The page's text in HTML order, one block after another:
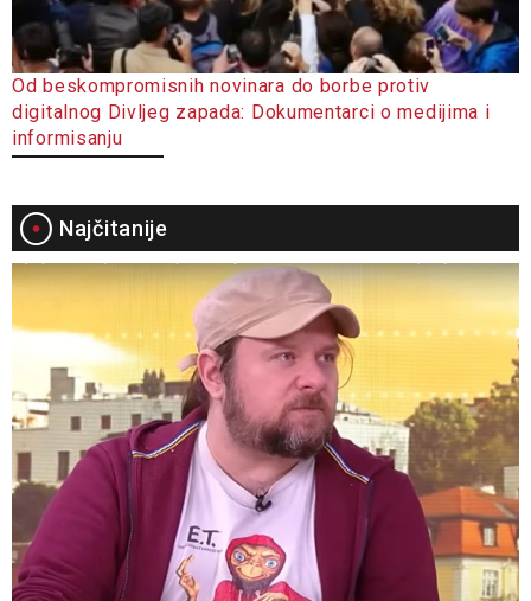
Od beskompromisnih novinara do borbe protiv
digitalnog Divljeg zapada: Dokumentarci o medijima i
informisanju
Najčitanije